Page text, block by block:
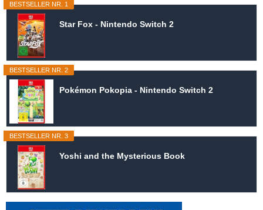
BESTSELLER NR. 1
Star Fox - Nintendo Switch 2
BESTSELLER NR. 2
Pokémon Pokopia - Nintendo Switch 2
BESTSELLER NR. 3
Yoshi and the Mysterious Book